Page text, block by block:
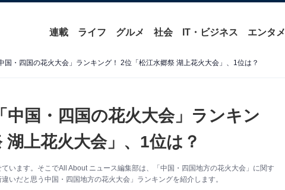
連載 ライフ グルメ 社会 IT・ビジネス エンタメ
国・四国の花火大会」ランキング！ 2位「松江水郷祭 湖上花火大会」、1位は？
国・四国の花火大会」ランキン
上花火大会」、1位は？
います。そこでAll About ニュース編集部は、「中国・四国地方の花火大会」に関す
いだと思う中国・四国地方の花火大会」ランキングを紹介します。